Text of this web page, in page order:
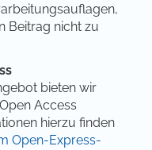
Beitrag nicht zu
bieten wir
Access
hierzu finden
Open-Express-